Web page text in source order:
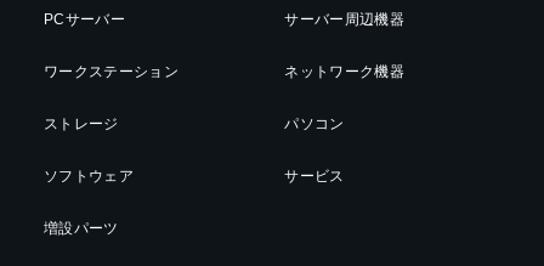
PCサーバー
ワークステーション
ストレージ
ソフトウェア
増設パーツ
サーバー周辺機器
ネットワーク機器
パソコン
サービス